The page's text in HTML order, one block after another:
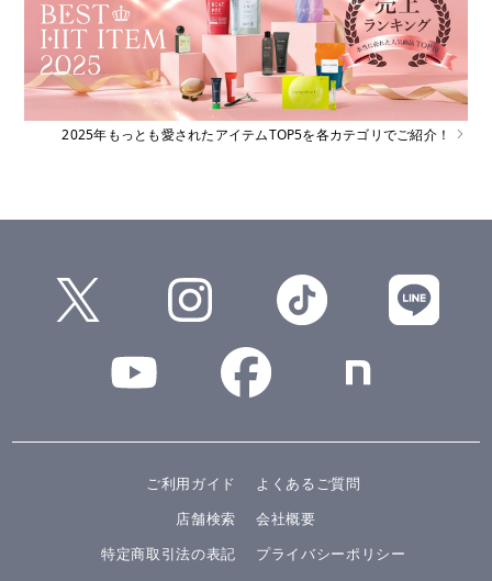
2025年もっとも愛されたアイテムTOP5を各カテゴリでご紹介！
ご利用ガイド
よくあるご質問
店舗検索
会社概要
特定商取引法の表記
プライバシーポリシー